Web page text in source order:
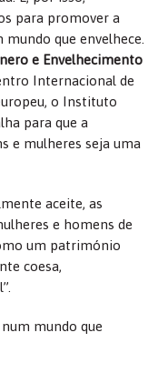
para promover a
que envelhece.
e Envelhecimento
Internacional de
o Instituto
para que a
e mulheres seja uma
aceite, as
e homens de
um património
coesa,
mundo que